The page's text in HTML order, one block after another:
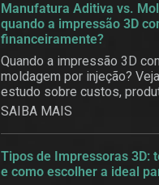
Manufatura Aditiva vs.
quando a impressão 3D
financeiramente?
Quando a impressão 3D
moldagem por injeção?
estudo sobre custos,
customização em massa.
SAIBA MAIS
Tipos de Impressoras 3D:
e como escolher a ideal